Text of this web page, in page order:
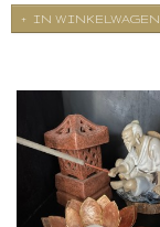
IN WINKELWAGEN